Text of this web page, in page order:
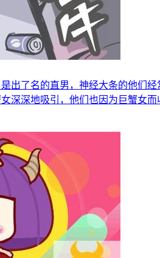
出了名的直男，神经大条的他们
深深地吸引，他们也因为巨蟹女而